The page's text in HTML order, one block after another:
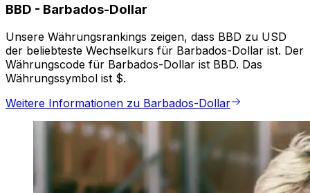
BBD - Barbados-Dollar
Unsere Währungsrankings zeigen, dass BBD zu USD
der beliebteste Wechselkurs für Barbados-Dollar ist. Der
Währungscode für Barbados-Dollar ist BBD. Das
Währungssymbol ist $.
Weitere Informationen zu Barbados-Dollar